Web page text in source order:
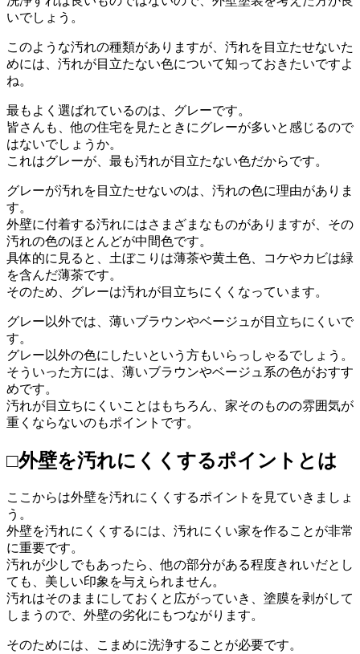
いでしょう。
このような汚れの種類がありますが、汚れを目立たせないた
めには、汚れが目立たない色について知っておきたいですよ
ね。
最もよく選ばれているのは、グレーです。
皆さんも、他の住宅を見たときにグレーが多いと感じるので
はないでしょうか。
これはグレーが、最も汚れが目立たない色だからです。
グレーが汚れを目立たせないのは、汚れの色に理由がありま
す。
外壁に付着する汚れにはさまざまなものがありますが、その
汚れの色のほとんどが中間色です。
具体的に見ると、土ぼこりは薄茶や黄土色、コケやカビは緑
を含んだ薄茶です。
そのため、グレーは汚れが目立ちにくくなっています。
グレー以外では、薄いブラウンやベージュが目立ちにくいで
す。
グレー以外の色にしたいという方もいらっしゃるでしょう。
そういった方には、薄いブラウンやベージュ系の色がおすす
めです。
汚れが目立ちにくいことはもちろん、家そのものの雰囲気が
重くならないのもポイントです。
□外壁を汚れにくくするポイントとは
ここからは外壁を汚れにくくするポイントを見ていきましょ
う。
外壁を汚れにくくするには、汚れにくい家を作ることが非常
に重要です。
汚れが少しでもあったら、他の部分がある程度きれいだとし
ても、美しい印象を与えられません。
汚れはそのままにしておくと広がっていき、塗膜を剥がして
しまうので、外壁の劣化にもつながります。
そのためには、こまめに洗浄することが必要です。